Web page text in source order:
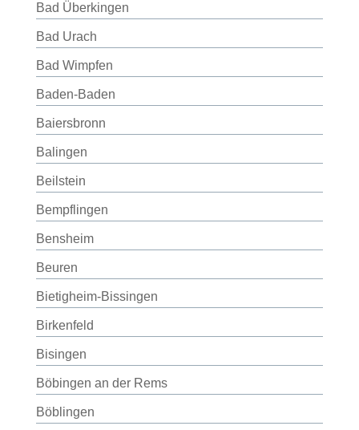
Bad Überkingen
Bad Urach
Bad Wimpfen
Baden-Baden
Baiersbronn
Balingen
Beilstein
Bempflingen
Bensheim
Beuren
Bietigheim-Bissingen
Birkenfeld
Bisingen
Böbingen an der Rems
Böblingen